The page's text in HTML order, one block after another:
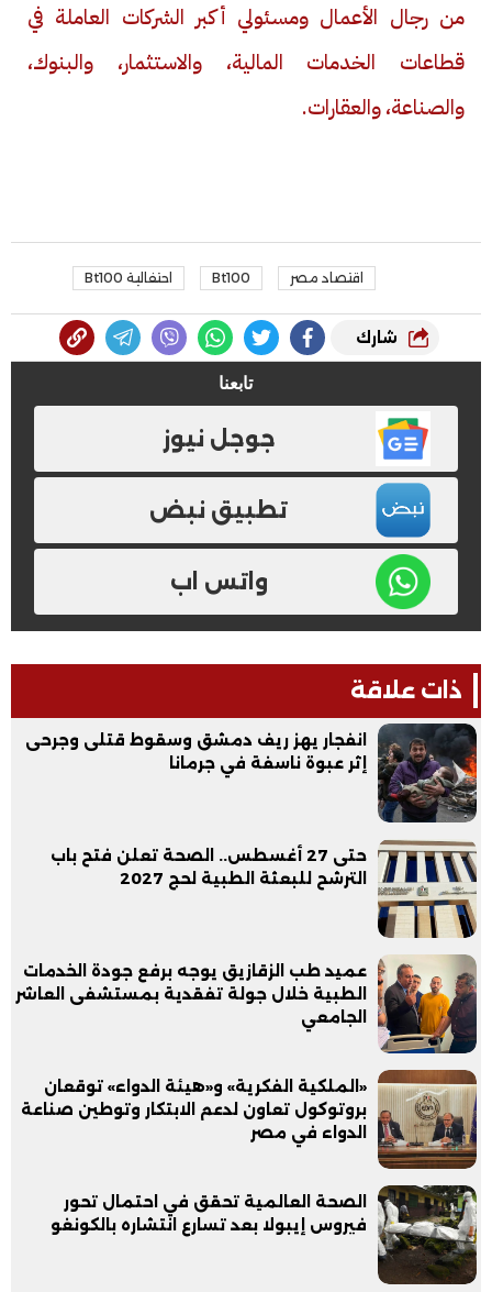
من رجال الأعمال ومسئولي أكبر الشركات العاملة في
قطاعات الخدمات المالية، والاستثمار، والبنوك،
والصناعة، والعقارات.
اقتصاد مصر Bt100 احتفالية Bt100
شارك
تابعنا
جوجل نيوز
تطبيق نبض
واتس اب
ذات علاقة
انفجار يهز ريف دمشق وسقوط قتلى وجرحى
إثر عبوة ناسفة في جرمانا
حتى 27 أغسطس.. الصحة تعلن فتح باب
الترشح للبعثة الطبية لحج 2027
عميد طب الزقازيق يوجه برفع جودة الخدمات
الطبية خلال جولة تفقدية بمستشفى العاشر
الجامعي
«الملكية الفكرية» و«هيئة الدواء» توقعان
بروتوكول تعاون لدعم الابتكار وتوطين صناعة
الدواء في مصر
الصحة العالمية تحقق في احتمال تحور
فيروس إيبولا بعد تسارع انتشاره بالكونغو